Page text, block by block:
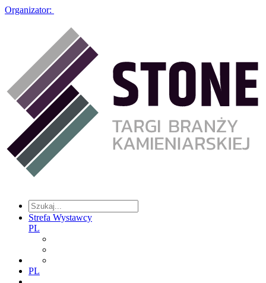
Organizator:
Strefa Wystawcy
PL
PL